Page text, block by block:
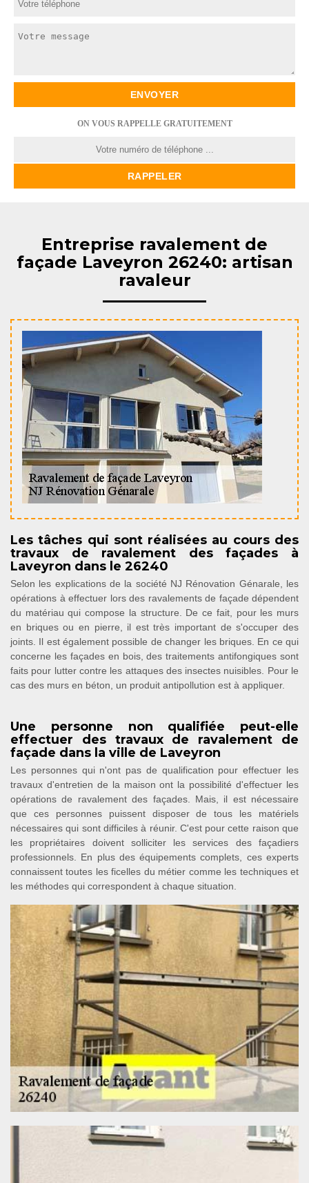
ON VOUS RAPPELLE GRATUITEMENT
Entreprise ravalement de
façade Laveyron 26240: artisan
ravaleur
Les tâches qui sont réalisées au cours des
travaux de ravalement des façades à
Laveyron dans le 26240
Selon les explications de la société NJ Rénovation Génarale, les
opérations à effectuer lors des ravalements de façade dépendent
du matériau qui compose la structure. De ce fait, pour les murs
en briques ou en pierre, il est très important de s'occuper des
joints. Il est également possible de changer les briques. En ce qui
concerne les façades en bois, des traitements antifongiques sont
faits pour lutter contre les attaques des insectes nuisibles. Pour le
cas des murs en béton, un produit antipollution est à appliquer.
Une personne non qualifiée peut-elle
effectuer des travaux de ravalement de
façade dans la ville de Laveyron
Les personnes qui n'ont pas de qualification pour effectuer les
travaux d'entretien de la maison ont la possibilité d'effectuer les
opérations de ravalement des façades. Mais, il est nécessaire
que ces personnes puissent disposer de tous les matériels
nécessaires qui sont difficiles à réunir. C'est pour cette raison que
les propriétaires doivent solliciter les services des façadiers
professionnels. En plus des équipements complets, ces experts
connaissent toutes les ficelles du métier comme les techniques et
les méthodes qui correspondent à chaque situation.